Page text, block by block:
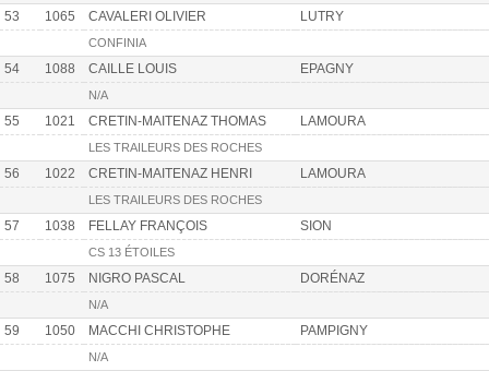
53 1065 CAVALERI OLIVIER LUTRY
CONFINIA
54 1088 CAILLE LOUIS EPAGNY
N/A
55 1021 CRETIN-MAITENAZ THOMAS LAMOURA
LES TRAILEURS DES ROCHES
56 1022 CRETIN-MAITENAZ HENRI LAMOURA
LES TRAILEURS DES ROCHES
57 1038 FELLAY FRANÇOIS SION
CS 13 ÉTOILES
58 1075 NIGRO PASCAL DORÉNAZ
N/A
59 1050 MACCHI CHRISTOPHE PAMPIGNY
N/A